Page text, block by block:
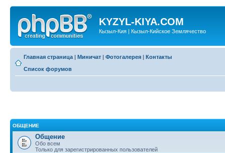
KYZYL-KIYA.COM
Кызыл-Кия | Кызыл-Кийское Землячество
Главная страница | Миничат | Фотогалерея | Контакты
Список форумов
ОБЩЕНИЕ
Общение
Обо всем
Только для зарегистрированных пользователей